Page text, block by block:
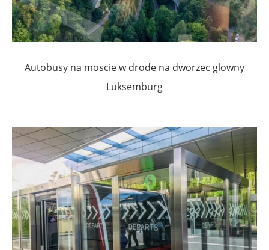
Autobusy na moscie w drode na dworzec glowny
Luksemburg